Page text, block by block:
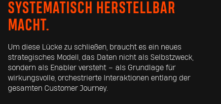
SYSTEMATISCH HERSTELLBAR
MACHT.
Um diese Lücke zu schließen, braucht es ein neues
strategisches Modell, das Daten nicht als Selbstzweck,
sondern als Enabler versteht – als Grundlage für
wirkungsvolle, orchestrierte Interaktionen entlang der
gesamten Customer Journey.